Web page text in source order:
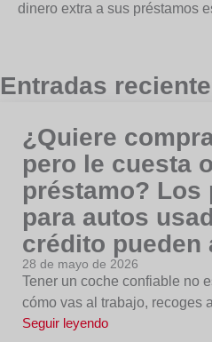
dinero extra a sus préstamos
Entradas
¿Quiere
pero le cuesta
préstamo? Los
para autos
crédito pueden
28 de mayo de 2026
Tener un coche confiable no
cómo vas al trabajo, recoges
Seguir leyendo